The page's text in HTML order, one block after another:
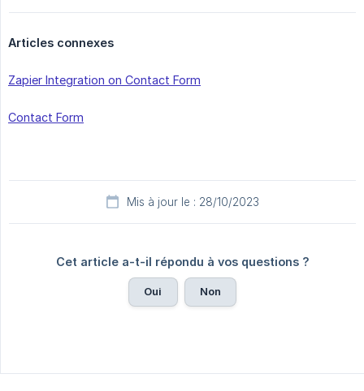
Articles connexes
Zapier Integration on Contact Form
Contact Form
Mis à jour le : 28/10/2023
Cet article a-t-il répondu à vos questions ?
Oui Non